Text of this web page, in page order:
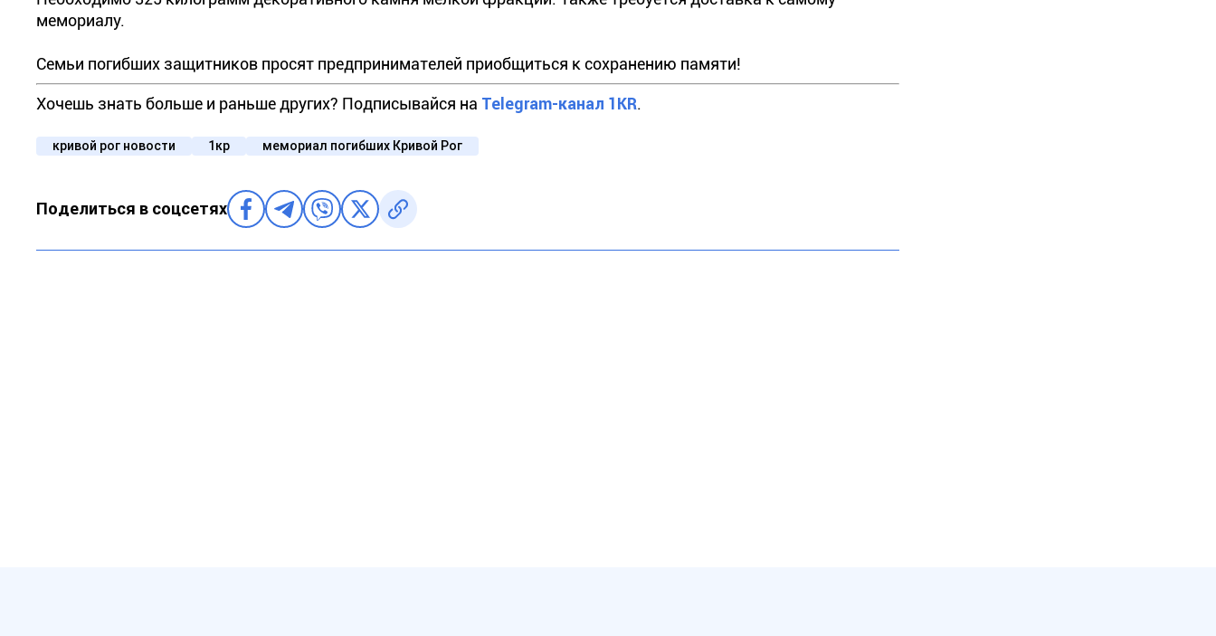
мемориалу.
Семьи погибших защитников просят предпринимателей приобщиться к сохранению памяти!
Хочешь знать больше и раньше других? Подписывайся на Telegram-канал 1KR.
кривой рог новости 1кр мемориал погибших Кривой Рог
Поделиться в соцсетях